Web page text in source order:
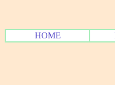
HOME